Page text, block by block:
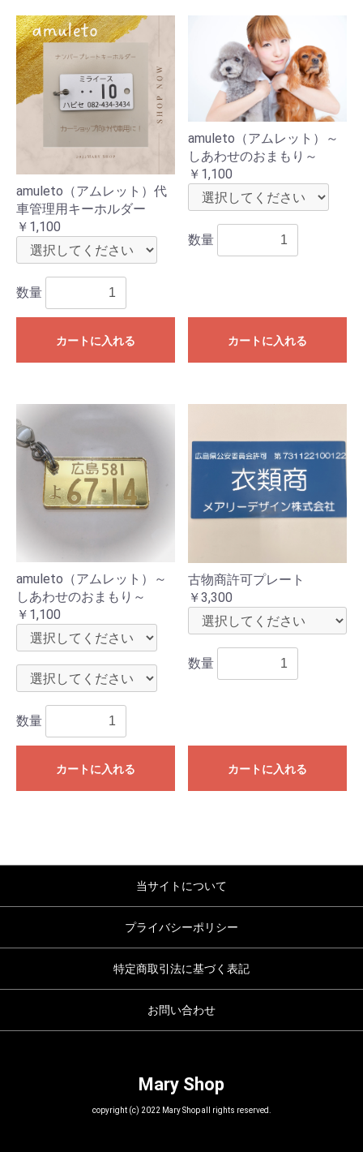
amuleto（アムレット）代
車管理用キーホルダー
￥1,100
数量
カートに入れる
amuleto（アムレット）～
しあわせのおまもり～
￥1,100
数量
カートに入れる
amuleto（アムレット）～
しあわせのおまもり～
￥1,100
数量
カートに入れる
古物商許可プレート
￥3,300
数量
カートに入れる
当サイトについて
プライバシーポリシー
特定商取引法に基づく表記
お問い合わせ
Mary Shop
copyright (c) 2022 Mary Shop all rights reserved.